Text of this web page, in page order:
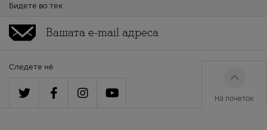
Бидете во тек
Следете нè
На почеток